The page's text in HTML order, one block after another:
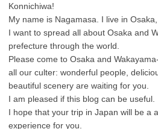
Konnichiwa!
My name is Nagamasa. I live in Osaka,
I want to spread all about Osaka and
prefecture through the world.
Please come to Osaka and
all our culter: wonderful people,
beautiful scenery are waiting for you.
I am pleased if this blog can be useful.
I hope that your trip in Japan will be a
experience for you.